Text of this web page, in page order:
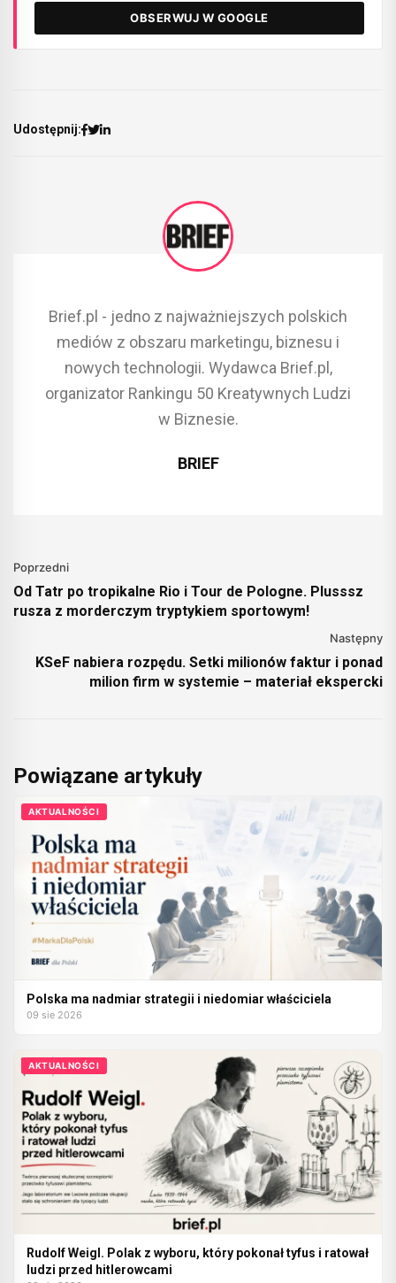
OBSERWUJ W GOOGLE
Udostępnij:
Brief.pl - jedno z najważniejszych polskich
mediów z obszaru marketingu, biznesu i
nowych technologii. Wydawca Brief.pl,
organizator Rankingu 50 Kreatywnych Ludzi
w Biznesie.
BRIEF
Poprzedni
Od Tatr po tropikalne Rio i Tour de Pologne. Plusssz
rusza z morderczym tryptykiem sportowym!
Następny
KSeF nabiera rozpędu. Setki milionów faktur i ponad
milion firm w systemie – materiał ekspercki
Powiązane artykuły
AKTUALNOŚCI
Polska ma nadmiar strategii i niedomiar właściciela
09 sie 2026
AKTUALNOŚCI
Rudolf Weigl. Polak z wyboru, który pokonał tyfus i ratował
ludzi przed hitlerowcami